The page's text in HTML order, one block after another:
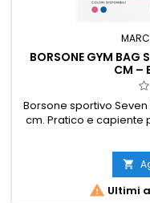
BORSONE GYM BAG
CM –
Borsone sportivo
cm. Pratico e capiente
Comodo da

 Ultimi